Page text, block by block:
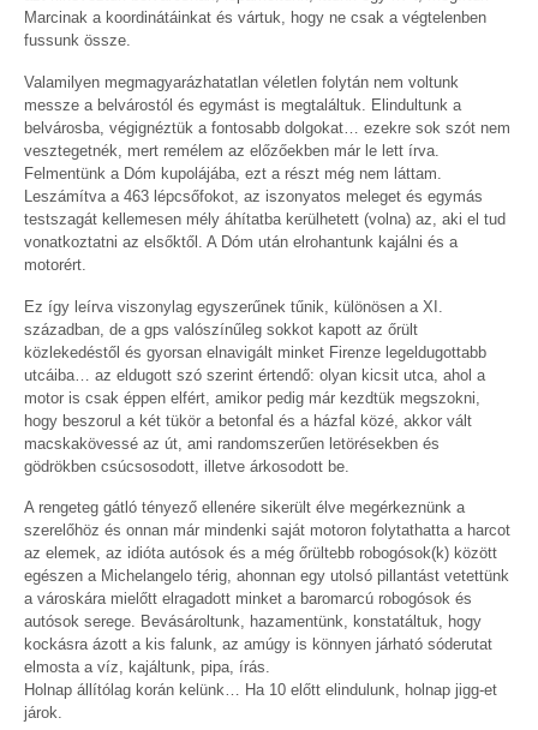
Marcinak a koordinátáinkat és vártuk, hogy ne csak a végtelenben
fussunk össze.
Valamilyen megmagyarázhatatlan véletlen folytán nem voltunk
messze a belvárostól és egymást is megtaláltuk. Elindultunk a
belvárosba, végignéztük a fontosabb dolgokat… ezekre sok szót nem
vesztegetnék, mert remélem az előzőekben már le lett írva.
Felmentünk a Dóm kupolájába, ezt a részt még nem láttam.
Leszámítva a 463 lépcsőfokot, az iszonyatos meleget és egymás
testszagát kellemesen mély áhítatba kerülhetett (volna) az, aki el tud
vonatkoztatni az elsőktől. A Dóm után elrohantunk kajálni és a
motorért.
Ez így leírva viszonylag egyszerűnek tűnik, különösen a XI.
században, de a gps valószínűleg sokkot kapott az őrült
közlekedéstől és gyorsan elnavigált minket Firenze legeldugottabb
utcáiba… az eldugott szó szerint értendő: olyan kicsit utca, ahol a
motor is csak éppen elfért, amikor pedig már kezdtük megszokni,
hogy beszorul a két tükör a betonfal és a házfal közé, akkor vált
macskakövessé az út, ami randomszerűen letörésekben és
gödrökben csúcsosodott, illetve árkosodott be.
A rengeteg gátló tényező ellenére sikerült élve megérkeznünk a
szerelőhöz és onnan már mindenki saját motoron folytathatta a harcot
az elemek, az idióta autósok és a még őrültebb robogósok(k) között
egészen a Michelangelo térig, ahonnan egy utolsó pillantást vetettünk
a városkára mielőtt elragadott minket a baromarcú robogósok és
autósok serege. Bevásároltunk, hazamentünk, konstatáltuk, hogy
kockásra ázott a kis falunk, az amúgy is könnyen járható sóderutat
elmosta a víz, kajáltunk, pipa, írás.
Holnap állítólag korán kelünk… Ha 10 előtt elindulunk, holnap jigg-et
járok.